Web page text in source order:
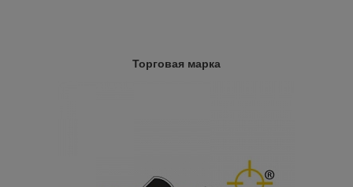
Торговая марка